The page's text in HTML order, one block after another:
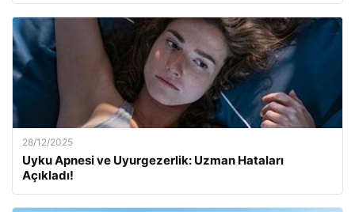
28/12/2025
Uyku Apnesi ve Uyurgezerlik: Uzman Hataları
Açıkladı!